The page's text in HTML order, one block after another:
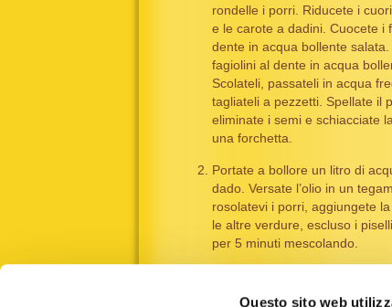
Questo sito web
rondelle i porri. Riducete i
e le carote a dadini. Cuocete i
dente in acqua bollente
fagiolini al dente in acqua
Scolateli, passateli in acqua
tagliateli a pezzetti. Spellate il
eliminate i semi e schiacciate
una forchetta.
Portate a bollore un litro di
dado. Versate l’olio in un
rosolatevi i porri, aggiungete
le altre verdure, escluso i
per 5 minuti mescolando.